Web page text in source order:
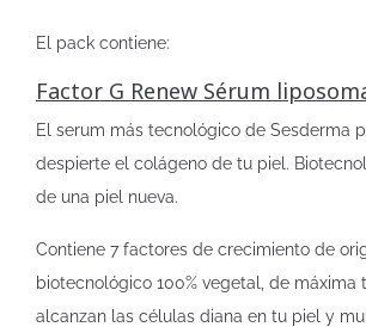
El pack contiene:
Factor G Renew Sérum
El serum más tecnológico de Sesderma
despierte el colágeno de tu piel.
de una piel nueva.
Contiene 7 factores de crecimiento de
biotecnológico 100% vegetal, de máxima
alcanzan las células diana en tu piel y